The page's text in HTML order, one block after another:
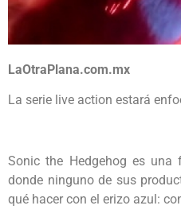
LaOtraPlana.com.mx
La serie live action estará
Sonic the Hedgehog es una
donde ninguno de sus
qué hacer con el erizo azul: